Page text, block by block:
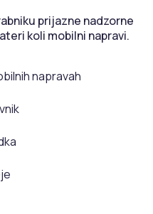
prijazne nadzorne
koli mobilni napravi.
napravah